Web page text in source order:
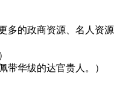
多的政商资源、名人资
带华绂的达官贵人。）